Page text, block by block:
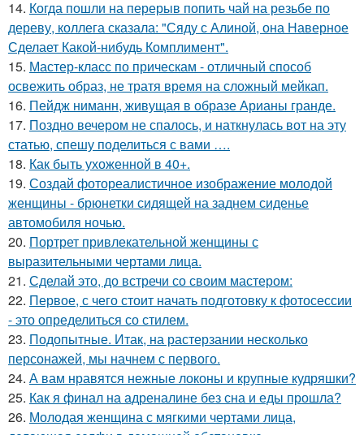
14. Когда пошли на перерыв попить чай на резьбе по
дереву, коллега сказала: "Сяду с Алиной, она Наверное
Сделает Какой-нибудь Комплимент".
15. Мастер-класс по прическам - отличный способ
освежить образ, не тратя время на сложный мейкап.
16. Пейдж ниманн, живущая в образе Арианы гранде.
17. Поздно вечером не спалось, и наткнулась вот на эту
статью, спешу поделиться с вами ….
18. Как быть ухоженной в 40+.
19. Создай фотореалистичное изображение молодой
женщины - брюнетки сидящей на заднем сиденье
автомобиля ночью.
20. Портрет привлекательной женщины с
выразительными чертами лица.
21. Сделай это, до встречи со своим мастером:
22. Первое, с чего стоит начать подготовку к фотосессии
- это определиться со стилем.
23. Подопытные. Итак, на растерзании несколько
персонажей, мы начнем с первого.
24. А вам нравятся нежные локоны и крупные кудряшки?
25. Как я финал на адреналине без сна и еды прошла?
26. Молодая женщина с мягкими чертами лица,